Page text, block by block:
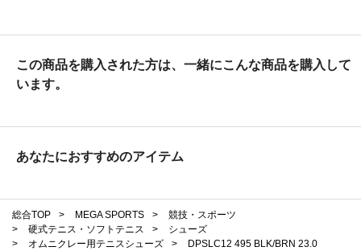
この商品を購入された方は、一緒にこんな商品を購入して
います。
あなたにおすすめのアイテム
総合TOP > MEGA SPORTS >
競技・スポーツ
>
硬式テニス・ソフトテニス >
シューズ
>
オムニクレー用テニスシューズ >
DPSLC12 495 BLK/BRN 23.0